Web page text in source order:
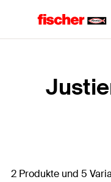
2 Produkte und 5